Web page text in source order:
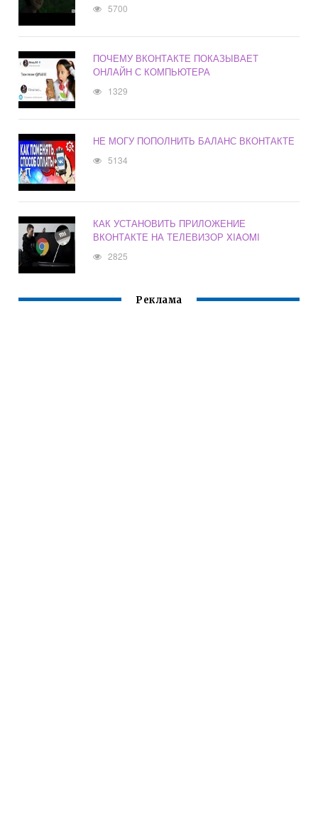
5700
ПОЧЕМУ ВКОНТАКТЕ ПОКАЗЫВАЕТ
ОНЛАЙН С КОМПЬЮТЕРА
1329
НЕ МОГУ ПОПОЛНИТЬ БАЛАНС ВКОНТАКТЕ
5134
КАК УСТАНОВИТЬ ПРИЛОЖЕНИЕ
ВКОНТАКТЕ НА ТЕЛЕВИЗОР XIAOMI
2825
Реклама